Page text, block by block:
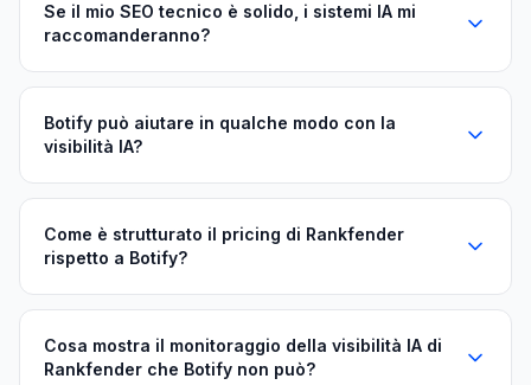
Se il mio SEO tecnico è solido, i sistemi IA mi
raccomanderanno?
Botify può aiutare in qualche modo con la
visibilità IA?
Come è strutturato il pricing di Rankfender
rispetto a Botify?
Cosa mostra il monitoraggio della visibilità IA di
Rankfender che Botify non può?